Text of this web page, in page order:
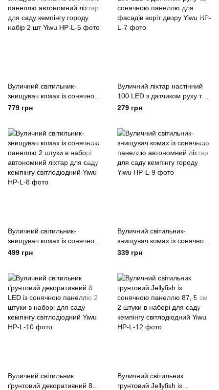
Вуличний світильник-
знищувач комах із сонячною
панеллю автономний ліхтар
779 грн
Вуличний ліхтар настінний
100 LED з датчиком руху та
сонячною панеллю для
279 грн
Вуличний світильник-
знищувач комах із сонячною
панеллю 2 штуки в наборі
499 грн
Вуличний світильник-
знищувач комах із сонячною
панеллю автономний ліхтар
339 грн
Вуличний світильник
ґрунтовий декоративний 8
Вуличний світильник
грунтовий Jellyfish із